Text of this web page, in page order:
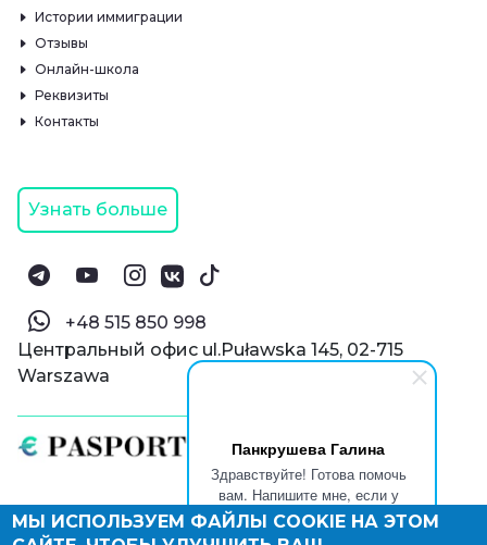
Панкрушева Галина
Здравствуйте! Готова помочь
вам. Напишите мне, если у
вас появятся вопросы.
© Паспорт Онлайн 2019—2026
Истории иммиграции
Отзывы
Онлайн-школа
Реквизиты
Контакты
Узнать больше
‪+48 515 850 998‬
Центральный офис ul.Puławska 145, 02-715
Warszawa
МЫ ИСПОЛЬЗУЕМ ФАЙЛЫ COOKIE НА ЭТОМ